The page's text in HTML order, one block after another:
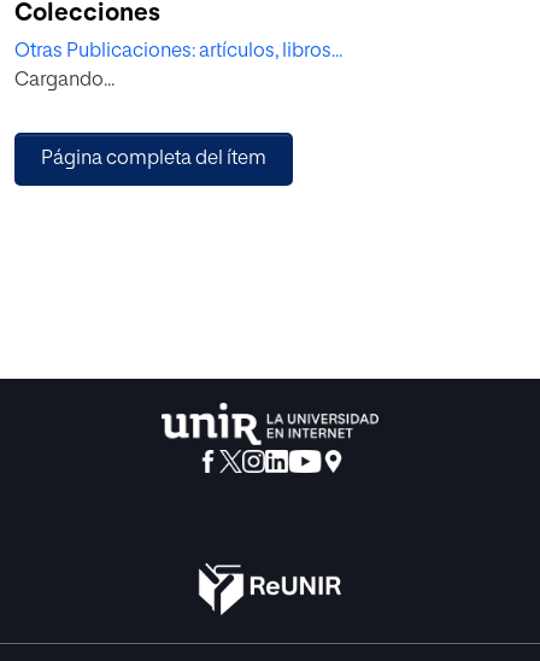
síndrome. Por lo tanto, esperamos que mejore la atención
sanitaria al colectivo afectado por este síndrome. Así pues,
esta Guía se plantea como un instrumento que permita
pacientes que sufren la enfermedad, ayudándolos en la
toma de decisiones y disminuyendo la variabilidad en la
último, esperaremos conseguir ayudar a los pacientes,
familiares y allegados.
Colecciones
Otras Publicaciones: artículos, libros...
Cargando...
Página completa del ítem